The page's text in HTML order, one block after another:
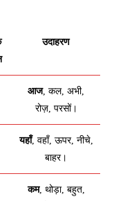
उदाहरण
आज, कल, अभी,
रोज़, परसों।
यहाँ, वहाँ, ऊपर, नीचे,
बाहर।
कम, थोड़ा, बहुत,